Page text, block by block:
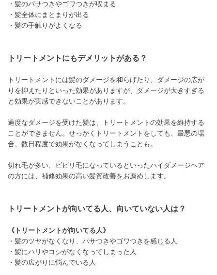
・髪のパサつきやゴワつきが収まる
・髪全体にまとまりが出る
・髪の手触りがよくなる
トリートメントにもデメリットがある？
トリートメントには髪のダメージを和らげたり、ダメージの広が
りを抑えたりといった効果がありますが、ダメージが大きすぎる
と効果が実感できないことがあります。
過度なダメージを受けた髪は、トリートメントの効果を維持する
ことができません。せっかくトリートメントをしても、最悪の場
合、数日程度で効果がなくなってしまうことも。
切れ毛が多い、ビビリ毛になっているといったハイダメージヘア
の方には、補修効果の高い髪質改善をお薦めします。
トリートメントが向いてる人、向いていない人は？
《トリートメントが向いてる人》
・髪のツヤがなくなり、パサつきやゴワつきを感じる人
・髪にハリやコシがなくなってしまった人
・髪の広がりに悩んでいる人